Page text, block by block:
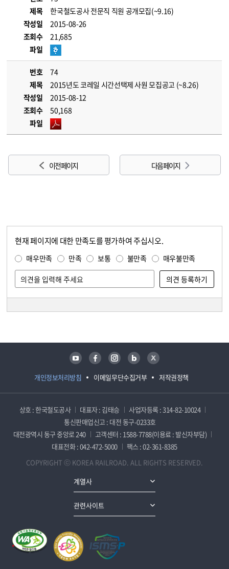
제목
한국철도공사 전문직 직원 공개모집(~9.16)
작성일
2015-08-26
조회수
21,685
파일
번호
74
제목
2015년도 코레일 시간선택제 사원 모집공고 (~8.26)
작성일
2015-08-12
조회수
50,168
파일
이전 페이지 다음 페이지
현재 페이지에 대한 만족도를 평가하여 주십시오.
매우만족 만족 보통 불만족 매우불만족
개인정보처리방침 이메일무단수집거부 저작권정책
유튜브 페이스북 인스타그램 블로그 트위터
상호 : 한국철도공사 대표자 : 김태승
사업자등록 : 314-82-10024
통신판매업신고 : 대전 동구-0233호
대전광역시 동구 중앙로 240
고객센터 : 1588-7788(이용료 : 발신자부담)
대표전화 : 042-472-5000
팩스 : 02-361-8385
COPYRIGHT ⓒ KOREA RAILROAD. ALL RIGHTS RESERVED.
계열사
관련사이트